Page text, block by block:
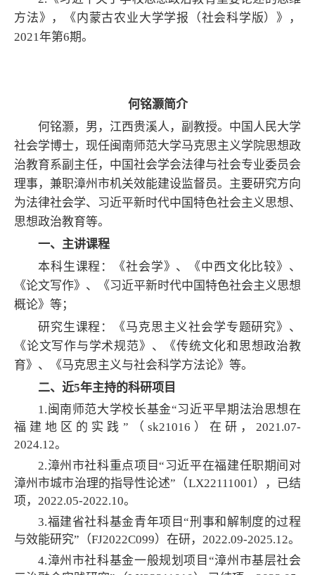
方法》，《内蒙古农业大学学报（社会科学版）》，
2021年第6期。
何铭灏简介
何铭灏，男，江西贵溪人，副教授。中国人民大学
社会学博士，现任闽南师范大学马克思主义学院思想政
治教育系副主任，中国社会学会法律与社会专业委员会
理事，兼职漳州市机关效能建设监督员。主要研究方向
为法律社会学、习近平新时代中国特色社会主义思想、
思想政治教育等。
一、主讲课程
本科生课程：《社会学》、《中西文化比较》、
《论文写作》、《习近平新时代中国特色社会主义思想
概论》等；
研究生课程：《马克思主义社会学专题研究》、
《论文写作与学术规范》、《传统文化和思想政治教
育》、《马克思主义与社会科学方法论》等。
二、近5年主持的科研项目
1.闽南师范大学校长基金“习近平早期法治思想在
福建地区的实践”（sk21016）在研，2021.07-
2024.12。
2.漳州市社科重点项目“习近平在福建任职期间对
漳州市城市治理的指导性论述”（LX22111001），已结
项，2022.05-2022.10。
3.福建省社科基金青年项目“刑事和解制度的过程
与效能研究”（FJ2022C099）在研，2022.09-2025.12。
4.漳州市社科基金一般规划项目“漳州市基层社会